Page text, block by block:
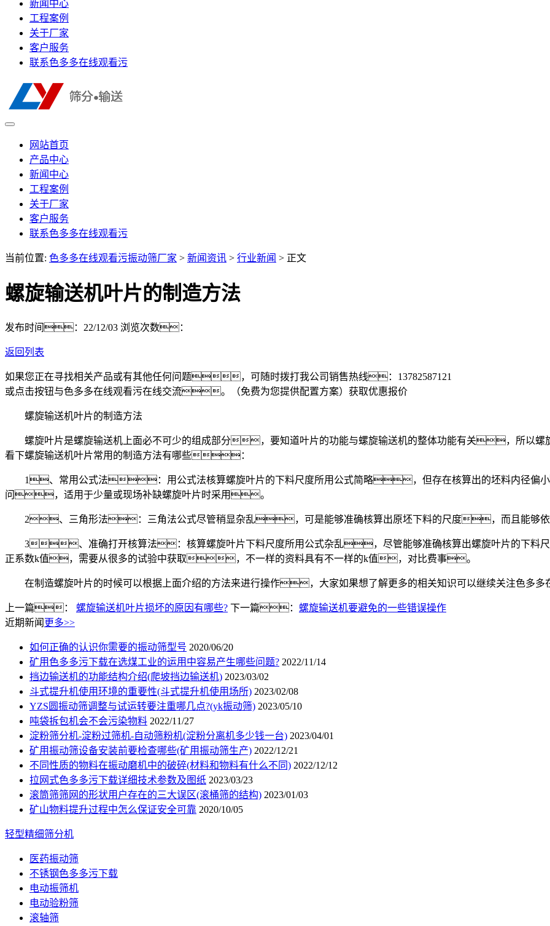
新闻中心
工程案例
关于厂家
客户服务
联系色多多在线观看污
网站首页
产品中心
新闻中心
工程案例
关于厂家
客户服务
联系色多多在线观看污
当前位置: 色多多在线观看污振动筛厂家 > 新闻资讯 > 行业新闻 > 正文
螺旋输送机叶片的制造方法
发布时间：22/12/03 浏览次数：
返回列表
如果您正在寻找相关产品或有其他任何问题，可随时拨打我公司销售热线： 13782587121
或点击按钮与色多多在线观看污在线交流。（免费为您提供配置方案） 获取优惠报价
螺旋输送机叶片的制造方法
螺旋叶片是螺旋输送机上面必不可少的组成部分，要知道叶片的功能与螺旋输送机的整体功能有关，所以螺
看下螺旋输送机叶片常用的制造方法有哪些：
1、常用公式法：用公式法核算螺旋叶片的下料尺度所用公式简略，但存在核算出的坯料内径偏
问，适用于少量或现场补缺螺旋叶片时采用。
2、三角形法：三角法公式尽管稍显杂乱，可是能够准确核算出原坯下料的尺度，而且能够
3、准确打开核算法：核算螺旋叶片下料尺度所用公式杂乱，尽管能够准确核算出螺旋叶片的下
正系数k值，需要从很多的试验中获取，不一样的资料具有不一样的k值，对比费事。
在制造螺旋叶片的时候可以根据上面介绍的方法来进行操作，大家如果想了解更多的相关知识可以继续关注色多
上一篇： 螺旋输送机叶片损坏的原因有哪些? 下一篇： 螺旋输送机要避免的一些错误操作
近期新闻 更多>>
如何正确的认识你需要的振动筛型号 2020/06/20
矿用色多多污下载在选煤工业的运用中容易产生哪些问题? 2022/11/14
挡边输送机的功能结构介绍(爬坡挡边输送机) 2023/03/02
斗式提升机使用环境的重要性(斗式提升机使用场所) 2023/02/08
YZS圆振动筛调整与试运转要注重哪几点?(yk振动筛) 2023/05/10
吨袋拆包机会不会污染物料 2022/11/27
淀粉筛分机-淀粉过筛机-自动筛粉机(淀粉分离机多少钱一台) 2023/04/01
矿用振动筛设备安装前要检查哪些(矿用振动筛生产) 2022/12/21
不同性质的物料在振动磨机中的破碎(材料和物料有什么不同) 2022/12/12
拉网式色多多污下载详细技术参数及图纸 2023/03/23
滚筒筛筛网的形状用户存在的三大误区(滚桶筛的结构) 2023/01/03
矿山物料提升过程中怎么保证安全可靠 2020/10/05
轻型精细筛分机
医药振动筛
不锈钢色多多污下载
电动振筛机
电动验粉筛
滚轴筛